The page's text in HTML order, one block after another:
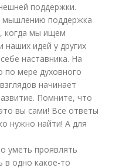
поддержки.
мышлению поддержка
когда мы ищем
наших идей у других
наставника. На
по мере духовного
начинает
Помните, что
вы сами! Все ответы
нужно найти! А для
уметь проявлять
в одно какое-то